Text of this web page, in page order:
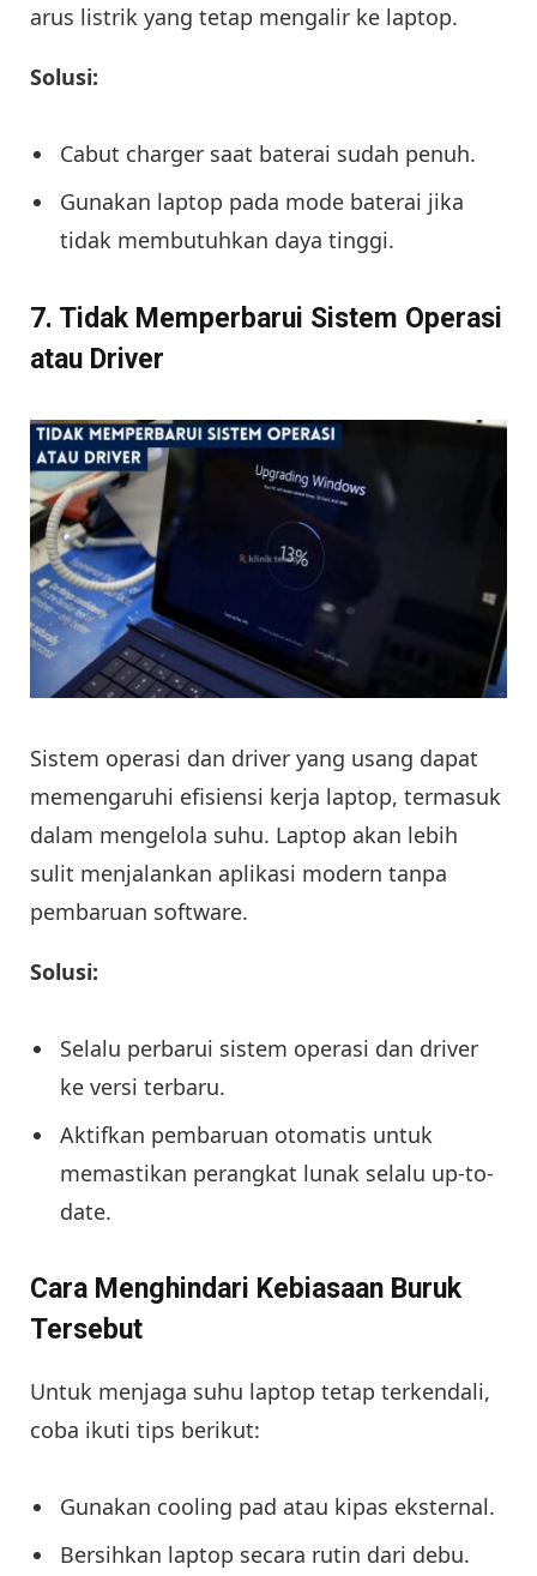
arus listrik yang tetap mengalir ke laptop.
Solusi:
Cabut charger saat baterai sudah penuh.
Gunakan laptop pada mode baterai jika
tidak membutuhkan daya tinggi.
7. Tidak Memperbarui Sistem Operasi
atau Driver
Sistem operasi dan driver yang usang dapat
memengaruhi efisiensi kerja laptop, termasuk
dalam mengelola suhu. Laptop akan lebih
sulit menjalankan aplikasi modern tanpa
pembaruan software.
Solusi:
Selalu perbarui sistem operasi dan driver
ke versi terbaru.
Aktifkan pembaruan otomatis untuk
memastikan perangkat lunak selalu up-to-
date.
Cara Menghindari Kebiasaan Buruk
Tersebut
Untuk menjaga suhu laptop tetap terkendali,
coba ikuti tips berikut:
Gunakan cooling pad atau kipas eksternal.
Bersihkan laptop secara rutin dari debu.